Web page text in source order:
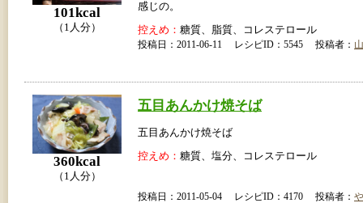
101kcal
（1人分）
感じの。
控えめ： 糖質、脂質、コレステロール
投稿日：2011-06-11 レシピID：5545 投稿者：
360kcal
（1人分）
五目あんかけ焼そば
五目あんかけ焼そば
控えめ： 糖質、塩分、コレステロール
投稿日：2011-05-04 レシピID：4170 投稿者：